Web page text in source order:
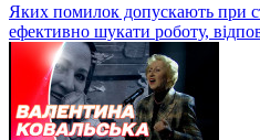
Яких помилок допускають при
ефективно шукати роботу,